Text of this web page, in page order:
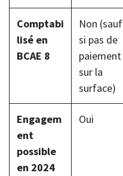
Comptabi
lisé en
BCAE 8
Non (sauf
si pas de
paiement
sur la
surface)
Engagem
ent
possible
en 2024
Oui